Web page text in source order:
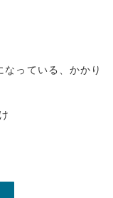
っている、かかり